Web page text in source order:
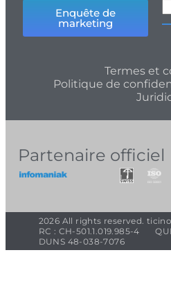
Enquête de
marketing
Termes et
Politique de
Partenaire officiel
2026 All rights reserved.
RC : CH-501.1.019.985-4
DUNS 48-038-7076